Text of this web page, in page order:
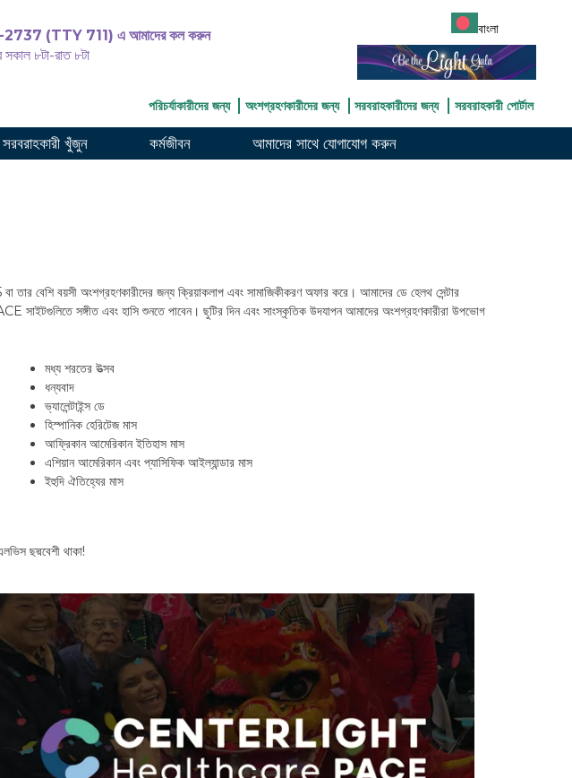
(TTY 711) এ আমাদের কল করুন
সকাল ৮টা-রাত ৮টা
বাংলা
পরিচর্যাকারীদের জন্য অংশগ্রহণকারীদের জন্য সরবরাহকারীদের জন্য সরবরাহকারী পোর্টাল
খুঁজুন কর্মজীবন আমাদের সাথে যোগাযোগ করুন
জন্য ক্রিয়াকলাপ এবং সামাজিকীকরণ অফার করে। আমাদের ডে হেলথ সেন্টার
সাইটগুলিতে সঙ্গীত এবং হাসি শুনতে পাবেন। ছুটির দিন এবং সাংস্কৃতিক উদযাপন আমাদের অংশগ্রহণকারীরা উপভোগ
মধ্য শরতের উত্সব
ধন্যবাদ
ভ্যালেন্টাইন্স ডে
হিস্পানিক হেরিটেজ মাস
আফ্রিকান আমেরিকান ইতিহাস মাস
এশিয়ান আমেরিকান এবং প্যাসিফিক আইল্যান্ডার মাস
ইহুদি ঐতিহ্যের মাস
ছদ্মবেশী থাকা!